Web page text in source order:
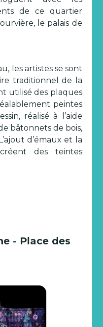
de ce quartier
le palais de
les artistes se sont
traditionnel de la
utilisé des plaques
peintes
réalisé à l’aide
bâtonnets de bois,
d’émaux et la
des teintes
- Place des